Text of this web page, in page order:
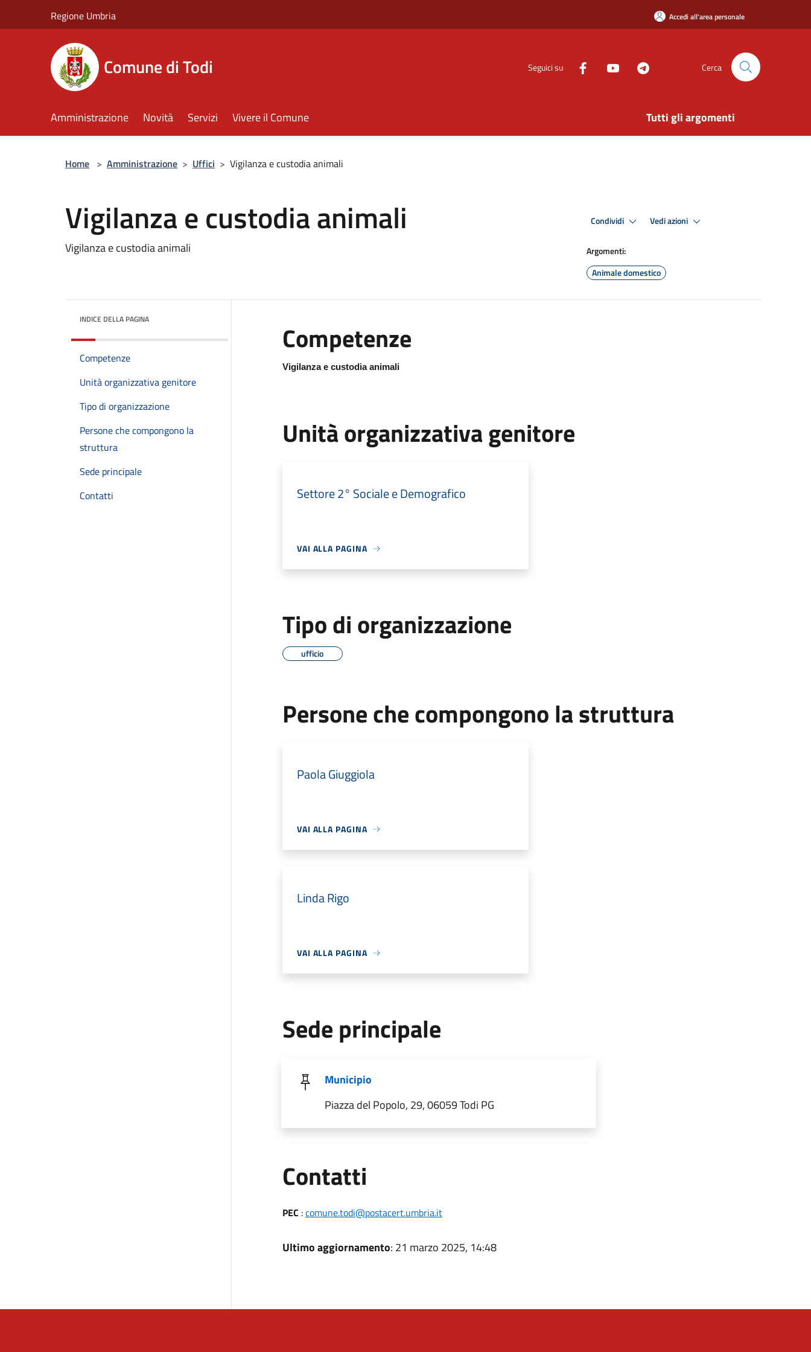
Regione Umbria Accedi all'area personale
Comune di Todi Seguici su Cerca
Amministrazione Novità Servizi Vivere il Comune Tutti gli argomenti
Home > Amministrazione > Uffici > Vigilanza e custodia animali
Vigilanza e custodia animali
Vigilanza e custodia animali
Condividi Vedi azioni
Argomenti:
Animale domestico
INDICE DELLA PAGINA
Competenze
Unità organizzativa genitore
Tipo di organizzazione
Persone che compongono la
struttura
Sede principale
Contatti
Competenze
Vigilanza e custodia animali
Unità organizzativa genitore
Settore 2° Sociale e Demografico
VAI ALLA PAGINA
Tipo di organizzazione
ufficio
Persone che compongono la struttura
Paola Giuggiola
VAI ALLA PAGINA
Linda Rigo
VAI ALLA PAGINA
Sede principale
Municipio
Piazza del Popolo, 29, 06059 Todi PG
Contatti
PEC :comune.todi@postacert.umbria.it
Ultimo aggiornamento: 21 marzo 2025, 14:48